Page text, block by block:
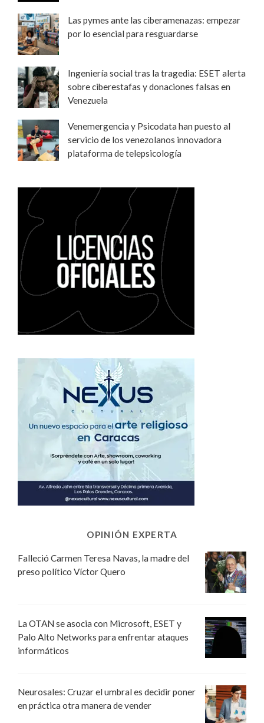
Las pymes ante las ciberamenazas: empezar
por lo esencial para resguardarse
Ingeniería social tras la tragedia: ESET alerta
sobre ciberestafas y donaciones falsas en
Venezuela
Venemergencia y Psicodata han puesto al
servicio de los venezolanos innovadora
plataforma de telepsicología
OPINIÓN EXPERTA
Falleció Carmen Teresa Navas, la madre del
preso político Víctor Quero
La OTAN se asocia con Microsoft, ESET y
Palo Alto Networks para enfrentar ataques
informáticos
Neurosales: Cruzar el umbral es decidir poner
en práctica otra manera de vender